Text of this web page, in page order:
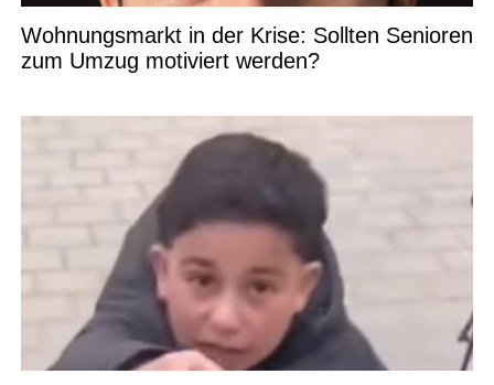
Wohnungsmarkt in der Krise: Sollten Senioren
zum Umzug motiviert werden?